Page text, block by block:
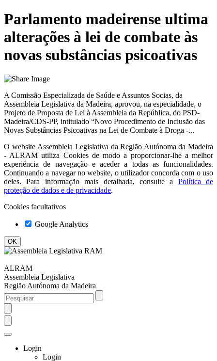
Parlamento madeirense ultima
alterações à lei de combate às
novas substâncias psicoativas
A Comissão Especializada de Saúde e Assuntos Socias, da
Assembleia Legislativa da Madeira, aprovou, na especialidade, o
Projeto de Proposta de Lei à Assembleia da República, do PSD-
Madeira/CDS-PP, intitulado “Novo Procedimento de Inclusão das
Novas Substâncias Psicoativas na Lei de Combate à Droga -...
O website Assembleia Legislativa da Região Autónoma da Madeira
- ALRAM utiliza Cookies de modo a proporcionar-lhe a melhor
experiência de navegação e aceder a todas as funcionalidades.
Continuando a navegar no website, o utilizador concorda com o uso
deles. Para informação mais detalhada, consulte a
Política de
proteção de dados e de privacidade.
Cookies facultativos
Google Analytics
ALRAM
Assembleia Legislativa
Região Autónoma da Madeira
Login
Login